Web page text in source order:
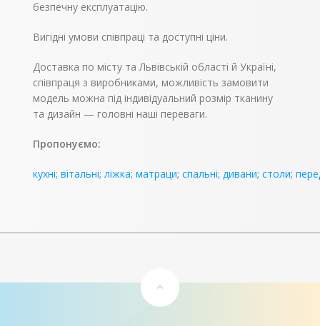
безпечну експлуатацію.
Вигідні умови співпраці та доступні ціни.
Доставка по місту та Львівській області й Україні,
співпраця з виробниками, можливість замовити
модель можна під індивідуальний розмір тканину
та дизайн — головні наші переваги.
Пропонуємо:
кухні;вітальні;ліжка;матраци;спальні;дивани;столи;